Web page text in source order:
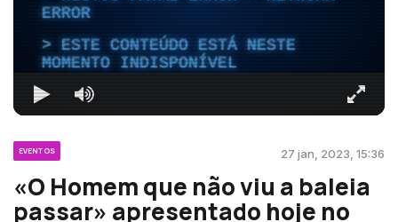
ERROR
ESTE CONTEÚDO ESTÁ NESTE
MOMENTO INDISPONÍVEL
EVENTOS 27 jan, 2023, 15:36
«O Homem que não viu a baleia
passar» apresentado hoje no